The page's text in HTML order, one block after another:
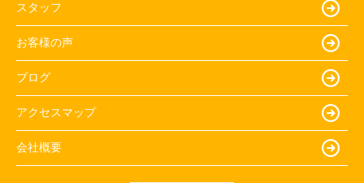
スタッフ
お客様の声
ブログ
アクセスマップ
会社概要